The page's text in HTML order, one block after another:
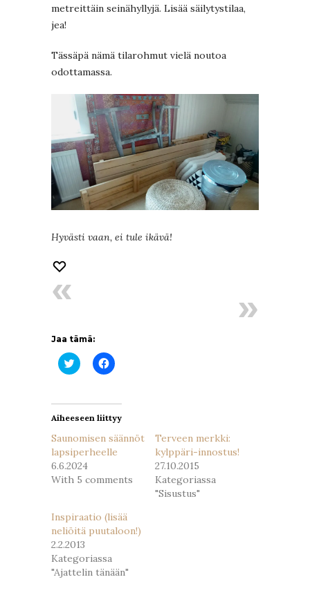
metreittäin seinähyllyjä. Lisää säilytystilaa,
jea!
Tässäpä nämä tilarohmut vielä noutoa
odottamassa.
Hyvästi vaan, ei tule ikävä!
Jaa tämä:
Jaa
Twitterissä(Avautuu
Jaa
Facebookissa(Avautuu
Aiheeseen liittyy
Saunomisen säännöt
lapsiperheelle
6.6.2024
With 5 comments
Terveen merkki:
kylppäri-innostus!
27.10.2015
Kategoriassa
"Sisustus"
Inspiraatio (lisää
neliöitä puutaloon!)
2.2.2013
Kategoriassa
"Ajattelin tänään"